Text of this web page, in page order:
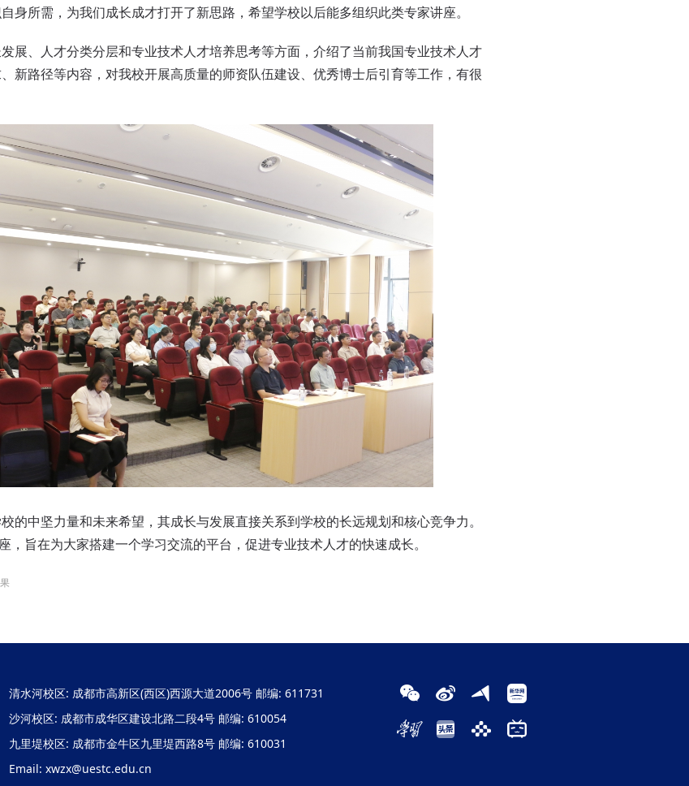
身所需，为我们成长成才打开了新思路，希望学校以后能多组织此类专家讲座。
展、人才分类分层和专业技术人才培养思考等方面，介绍了当前我国专业技术人才
新路径等内容，对我校开展高质量的师资队伍建设、优秀博士后引育等工作，有很
中坚力量和未来希望，其成长与发展直接关系到学校的长远规划和核心竞争力。
，旨在为大家搭建一个学习交流的平台，促进专业技术人才的快速成长。
清水河校区: 成都市高新区(西区)西源大道2006号 邮编: 611731
沙河校区: 成都市成华区建设北路二段4号 邮编: 610054
九里堤校区: 成都市金牛区九里堤西路8号 邮编: 610031
Email: xwzx@uestc.edu.cn